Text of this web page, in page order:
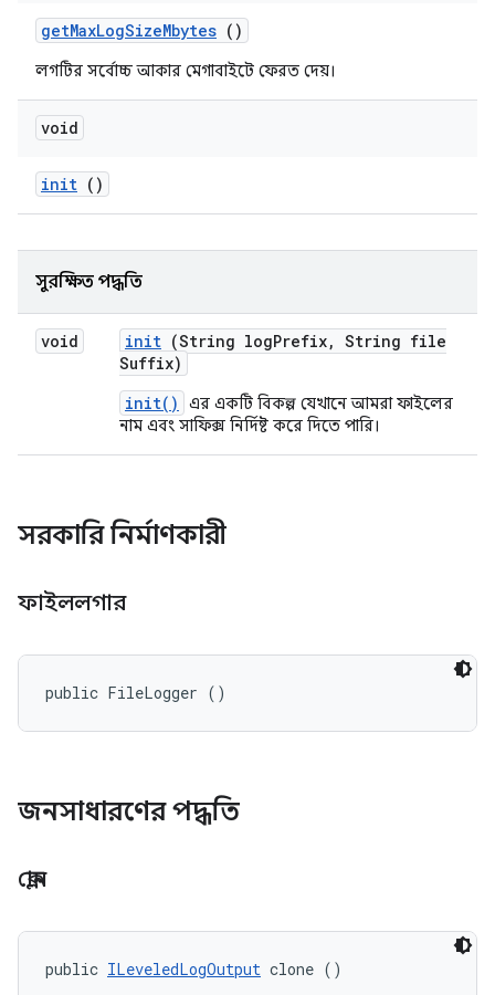
getMaxLogSizeMbytes ()
লগটির সর্বোচ্চ আকার মেগাবাইটে ফেরত দেয়।
void
init ()
সুরক্ষিত পদ্ধতি
void init (String logPrefix, String file
Suffix)
init()
এর একটি বিকল্প যেখানে আমরা ফাইলের
নাম এবং সাফিক্স নির্দিষ্ট করে দিতে পারি।
সরকারি নির্মাণকারী
ফাইললগার
public FileLogger ()
জনসাধারণের পদ্ধতি
ক্লোন
public ILeveledLogOutput clone ()